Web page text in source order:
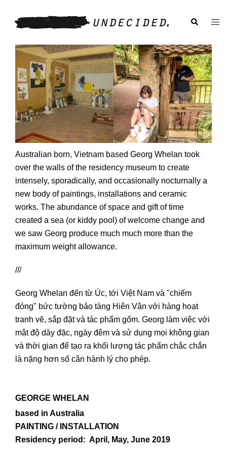
Search
Australian born, Vietnam based Georg Whelan took
over the walls of the residency museum to create
intensely, sporadically, and occasionally nocturnally a
new body of paintings, installations and ceramic
works. The abundance of space and gift of time
created a sea (or kiddy pool) of welcome change and
we saw Georg produce much much more than the
maximum weight allowance.
///
Georg Whelan đến từ Úc, tới Việt Nam và "chiếm
đóng" bức tường bảo tàng Hiên Vân với hàng hoạt
tranh vẽ, sắp đặt và tác phẩm gốm. Georg làm việc với
mật độ dày đặc, ngày đêm và sử dụng mọi không gian
và thời gian để tạo ra khối lượng tác phẩm chắc chắn
là nặng hơn số cân hành lý cho phép.
GEORGE WHELAN
based in Australia
PAINTING / INSTALLATION
Residency period: April, May, June 2019